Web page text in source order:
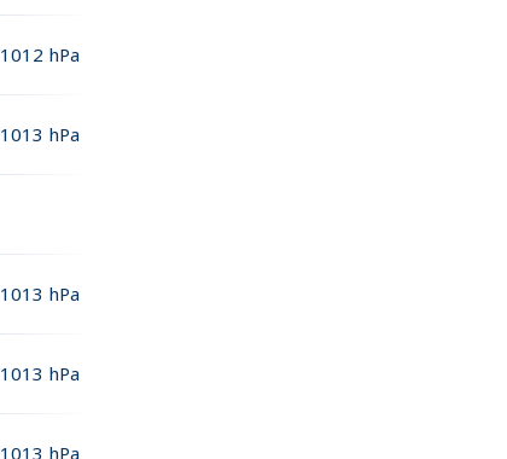
1012 hPa
1013 hPa
1013 hPa
1013 hPa
1013 hPa